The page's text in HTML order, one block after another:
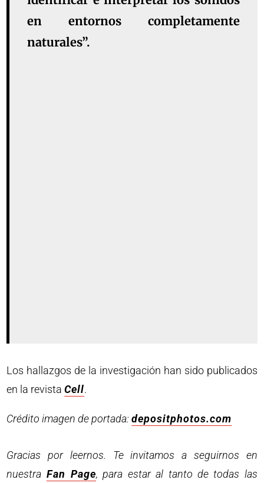
en entornos completamente
naturales”.
Los hallazgos de la investigación han sido publicados
en la revistaCell.
Crédito imagen de portada:depositphotos.com
Gracias por leernos. Te invitamos a seguirnos en
nuestra Fan Page, para estar al tanto de todas las